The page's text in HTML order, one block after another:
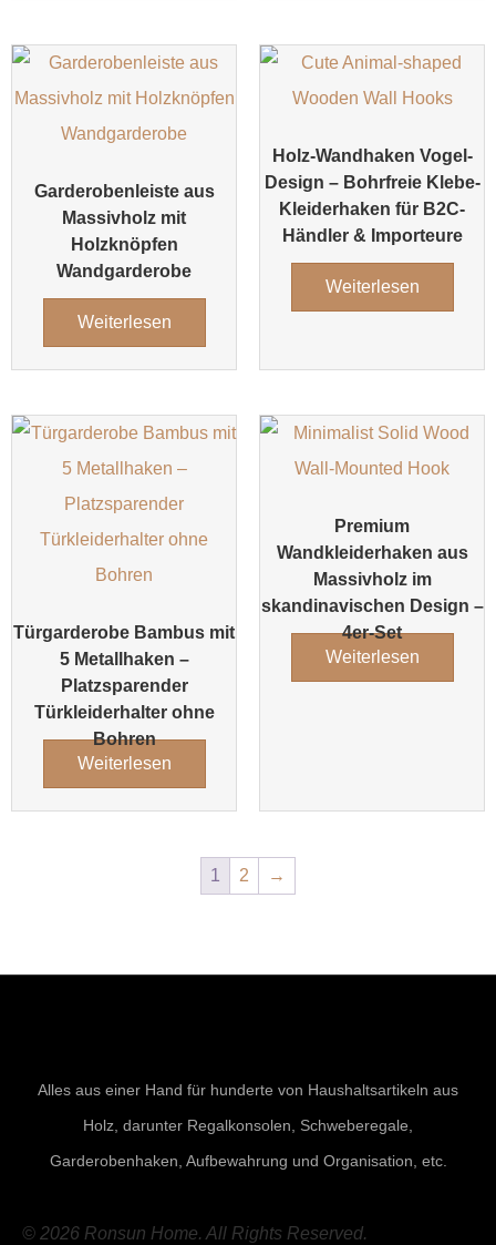
Garderobenleiste aus
Massivholz mit
Holzknöpfen
Wandgarderobe
Weiterlesen
Holz-Wandhaken Vogel-
Design – Bohrfreie Klebe-
Kleiderhaken für B2C-
Händler & Importeure
Weiterlesen
Türgarderobe Bambus mit
5 Metallhaken –
Platzsparender
Türkleiderhalter ohne
Bohren
Weiterlesen
Premium
Wandkleiderhaken aus
Massivholz im
skandinavischen Design –
4er-Set
Weiterlesen
1 2 →
Alles aus einer Hand für hunderte von Haushaltsartikeln aus
Holz, darunter Regalkonsolen, Schweberegale,
Garderobenhaken, Aufbewahrung und Organisation, etc.
© 2026 Ronsun Home. All Rights Reserved.